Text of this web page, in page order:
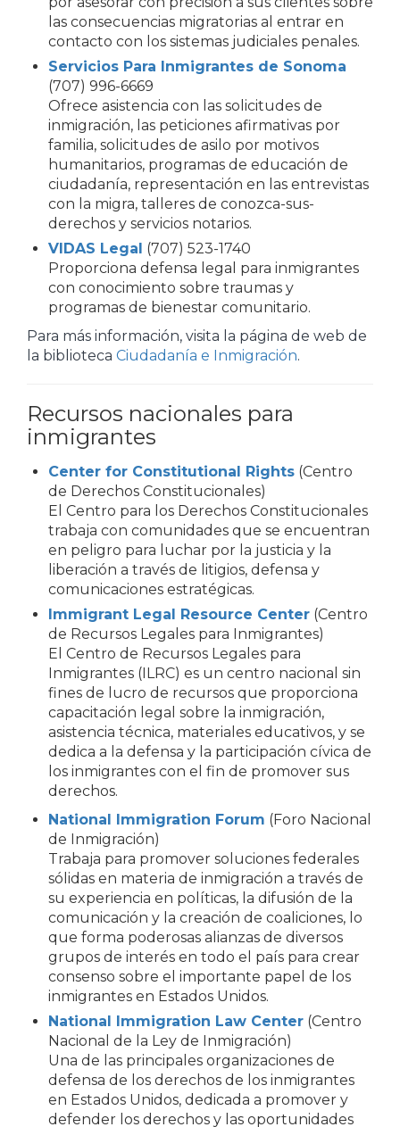
las consecuencias migratorias al entrar en
contacto con los sistemas judiciales penales.
Servicios Para Inmigrantes de Sonoma
(707) 996-6669
Ofrece asistencia con las solicitudes de
inmigración, las peticiones afirmativas por
familia, solicitudes de asilo por motivos
humanitarios, programas de educación de
ciudadanía, representación en las entrevistas
con la migra, talleres de conozca-sus-
derechos y servicios notarios.
VIDAS Legal (707) 523-1740
Proporciona defensa legal para inmigrantes
con conocimiento sobre traumas y
programas de bienestar comunitario.
Para más información, visita la página de web de
la biblioteca Ciudadanía e Inmigración.
Recursos nacionales para
inmigrantes
Center for Constitutional Rights (Centro
de Derechos Constitucionales)
El Centro para los Derechos Constitucionales
trabaja con comunidades que se encuentran
en peligro para luchar por la justicia y la
liberación a través de litigios, defensa y
comunicaciones estratégicas.
Immigrant Legal Resource Center (Centro
de Recursos Legales para Inmigrantes)
El Centro de Recursos Legales para
Inmigrantes (ILRC) es un centro nacional sin
fines de lucro de recursos que proporciona
capacitación legal sobre la inmigración,
asistencia técnica, materiales educativos, y se
dedica a la defensa y la participación cívica de
los inmigrantes con el fin de promover sus
derechos.
National Immigration Forum (Foro Nacional
de Inmigración)
Trabaja para promover soluciones federales
sólidas en materia de inmigración a través de
su experiencia en políticas, la difusión de la
comunicación y la creación de coaliciones, lo
que forma poderosas alianzas de diversos
grupos de interés en todo el país para crear
consenso sobre el importante papel de los
inmigrantes en Estados Unidos.
National Immigration Law Center (Centro
Nacional de la Ley de Inmigración)
Una de las principales organizaciones de
defensa de los derechos de los inmigrantes
en Estados Unidos, dedicada a promover y
defender los derechos y las oportunidades